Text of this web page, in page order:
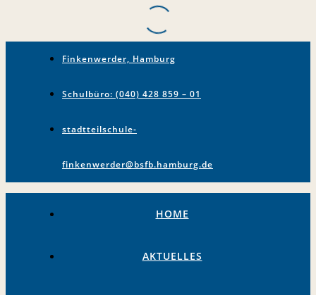
Finkenwerder, Hamburg
Schulbüro: (040) 428 859 – 01
stadtteilschule-
finkenwerder@bsfb.hamburg.de
HOME
AKTUELLES